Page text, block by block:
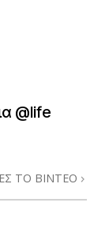
@life
ΤΟ ΒΙΝΤΕΟ